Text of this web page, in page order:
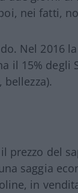
nei fatti,
Nel 2016
il 15% degli
bellezza).
prezzo del
saggia
in